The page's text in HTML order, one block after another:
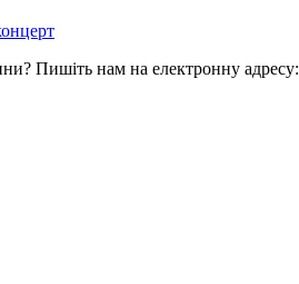
Пишіть нам на електронну адресу: